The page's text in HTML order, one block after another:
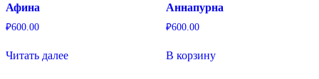
Афина
₽600.00
Читать далее
Аннапурна
₽600.00
В корзину